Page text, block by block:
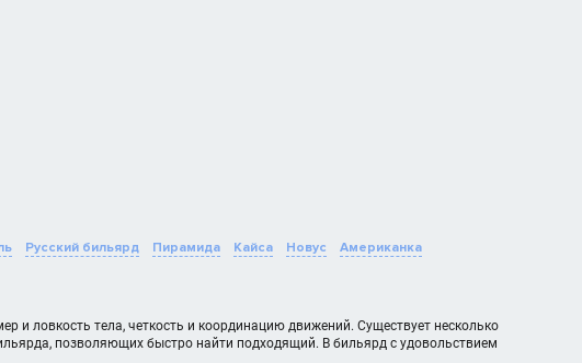
Русский бильярд Пирамида Кайса Новус Американка
и ловкость тела, четкость и координацию движений. Существует несколько
позволяющих быстро найти подходящий. В бильярд с удовольствием